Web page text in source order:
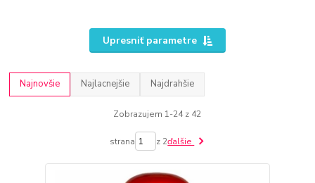
Upresniť parametre
Najnovšie Najlacnejšie Najdrahšie
Zobrazujem 1-24 z 42
strana z 2ďalšie